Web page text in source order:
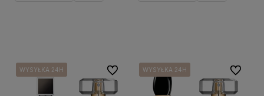
WYSYŁKA 24H
WYSYŁKA 24H
WYSYŁKA 24H Do ulubionychWYSYŁKA 24H
WYSYŁKA 24H
WYSYŁKA 24H Do